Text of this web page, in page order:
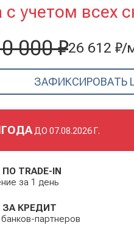
с учетом всех
000 ₽26 612 ₽/
ЗАФИКСИРОВАТЬ
ДО 07.08.2026 Г.
TRADE-IN
за 1 день
КРЕДИТ
партнеров